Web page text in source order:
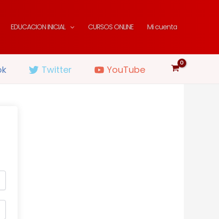
EDUCACION INICIAL CURSOS ONLINE Mi cuenta
Twitter YouTube